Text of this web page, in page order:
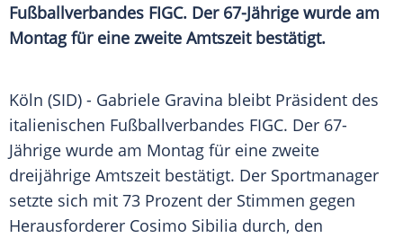
Fußballverbandes FIGC. Der 67-Jährige wurde am
Montag für eine zweite Amtszeitbestätigt.
Köln (SID) - Gabriele Gravina bleibt Präsident des
italienischen Fußballverbandes FIGC. Der 67-
Jährige wurde am Montag für eine zweite
dreijährige Amtszeit bestätigt. Der Sportmanager
setzte sich mit 73 Prozent der Stimmen gegen
Herausforderer Cosimo Sibilia durch, den